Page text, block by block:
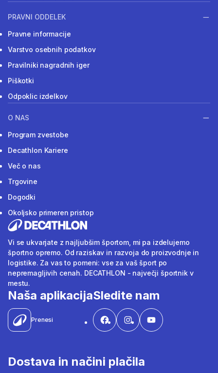
PRAVNI ODDELEK
Pravne informacije
Varstvo osebnih podatkov
Pravilniki nagradnih iger
Piškotki
Odpoklic izdelkov
O NAS
Program zvestobe
Decathlon Kariere
Več o nas
Trgovine
Dogodki
Okoljsko primeren pristop
Vi se ukvarjate z najljubšim športom, mi pa izdelujemo
športno opremo. Od raziskav in razvoja do proizvodnje in
logistike. Za vas to pomeni: vse za vaš šport po
nepremagljivih cenah. DECATHLON - največji športnik v
mestu.
Naša aplikacija
Prenesi
Sledite nam
Dostava in načini plačila